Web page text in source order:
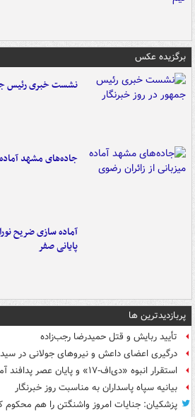
برگزیده عکس
نشست خبری رئیس
جاده‌های مشهد آماده
آماده سازی ضریح
پایانی صفر
پربازدیدترین ها
تأیید ربایش و قتل حمیدرضا رجب‌زاده
درگیری اعضای داعش و نیروهای جولانی در
استقرار انبوه «دی‌اف‑۱۷» و پایان عصر پدافند آمریکا +عکس
بیانیه سپاه پاسداران به مناسبت روز خبرنگار
پزشکیان: جنایات امروز واشنگتن را هم محکوم